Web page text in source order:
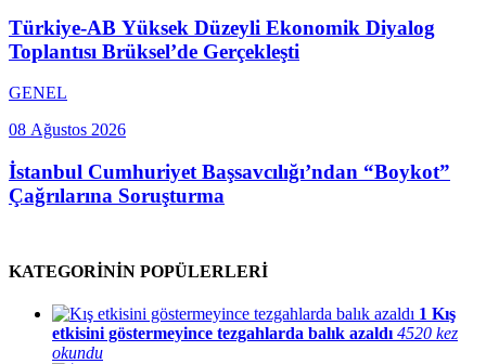
Türkiye-AB Yüksek Düzeyli Ekonomik Diyalog
Toplantısı Brüksel’de Gerçekleşti
GENEL
08 Ağustos 2026
İstanbul Cumhuriyet Başsavcılığı’ndan “Boykot”
Çağrılarına Soruşturma
KATEGORİNİN POPÜLERLERİ
1 Kış
etkisini göstermeyince tezgahlarda balık azaldı 4520 kez
okundu